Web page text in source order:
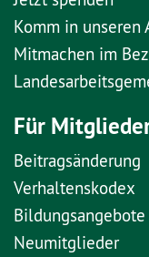
Komm in
Mitmachen im
Für
Beitragsänderung
Verhaltenskodex
Bildungsangebote
Neumitglieder